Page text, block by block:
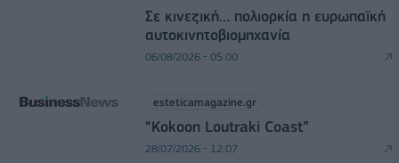
Σε κινεζική… πολιορκία η ευρωπαϊκή
αυτοκινητοβιομηχανία
06/08/2026 - 05:00
esteticamagazine.gr
“Kokoon Loutraki Coast”
28/07/2026 - 12:07